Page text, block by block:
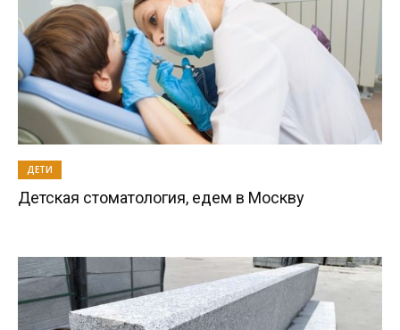
ДЕТИ
Детская стоматология, едем в Москву